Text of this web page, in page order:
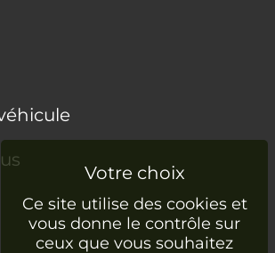
Ce site utilise des cookies et
vous donne le contrôle sur
ceux que vous souhaitez